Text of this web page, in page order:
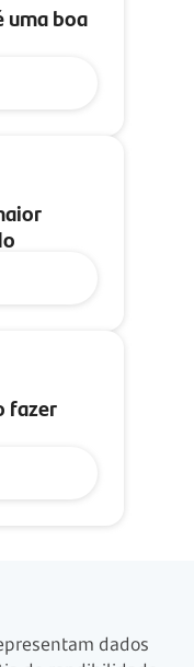
boa
fazer
dados